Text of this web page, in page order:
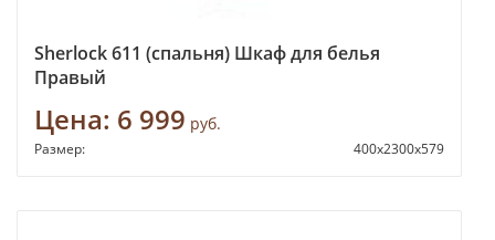
Sherlock 611 (спальня) Шкаф для белья
Правый
Цена: 6 999 руб.
Размер: 400x2300x579